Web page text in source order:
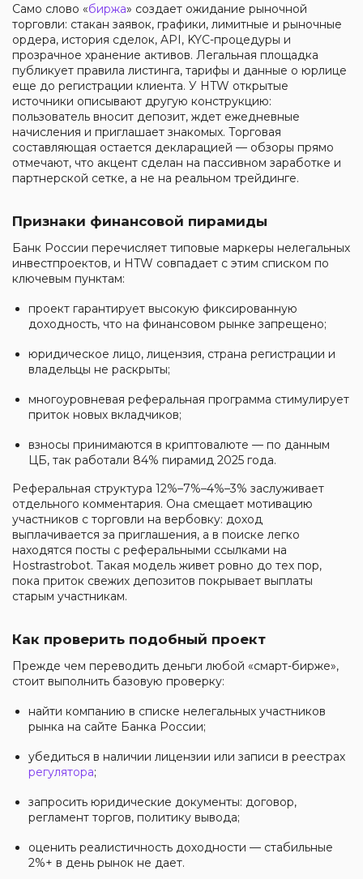
Само слово «биржа» создает ожидание рыночной
торговли: стакан заявок, графики, лимитные и рыночные
ордера, история сделок, API, KYC-процедуры и
прозрачное хранение активов. Легальная площадка
публикует правила листинга, тарифы и данные о юрлице
еще до регистрации клиента. У HTW открытые
источники описывают другую конструкцию:
пользователь вносит депозит, ждет ежедневные
начисления и приглашает знакомых. Торговая
составляющая остается декларацией — обзоры прямо
отмечают, что акцент сделан на пассивном заработке и
партнерской сетке, а не на реальном трейдинге.
Признаки финансовой пирамиды
Банк России перечисляет типовые маркеры нелегальных
инвестпроектов, и HTW совпадает с этим списком по
ключевым пунктам:
проект гарантирует высокую фиксированную
доходность, что на финансовом рынке запрещено;
юридическое лицо, лицензия, страна регистрации и
владельцы не раскрыты;
многоуровневая реферальная программа стимулирует
приток новых вкладчиков;
взносы принимаются в криптовалюте — по данным
ЦБ, так работали 84% пирамид 2025 года.
Реферальная структура 12%–7%–4%–3% заслуживает
отдельного комментария. Она смещает мотивацию
участников с торговли на вербовку: доход
выплачивается за приглашения, а в поиске легко
находятся посты с реферальными ссылками на
Hostrastrobot. Такая модель живет ровно до тех пор,
пока приток свежих депозитов покрывает выплаты
старым участникам.
Как проверить подобный проект
Прежде чем переводить деньги любой «смарт-бирже»,
стоит выполнить базовую проверку:
найти компанию в списке нелегальных участников
рынка на сайте Банка России;
убедиться в наличии лицензии или записи в реестрах
регулятора;
запросить юридические документы: договор,
регламент торгов, политику вывода;
оценить реалистичность доходности — стабильные
2%+ в день рынок не дает.